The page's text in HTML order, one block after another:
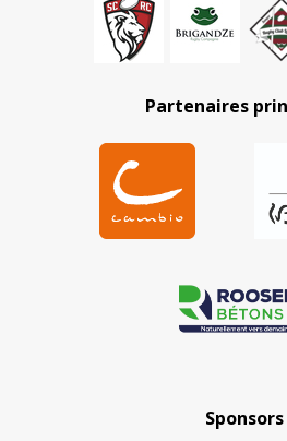
Partenaires
Sponsors